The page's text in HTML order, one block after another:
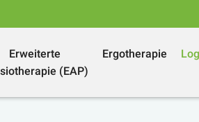
Erweiterte
(EAP)
Ergotherapie